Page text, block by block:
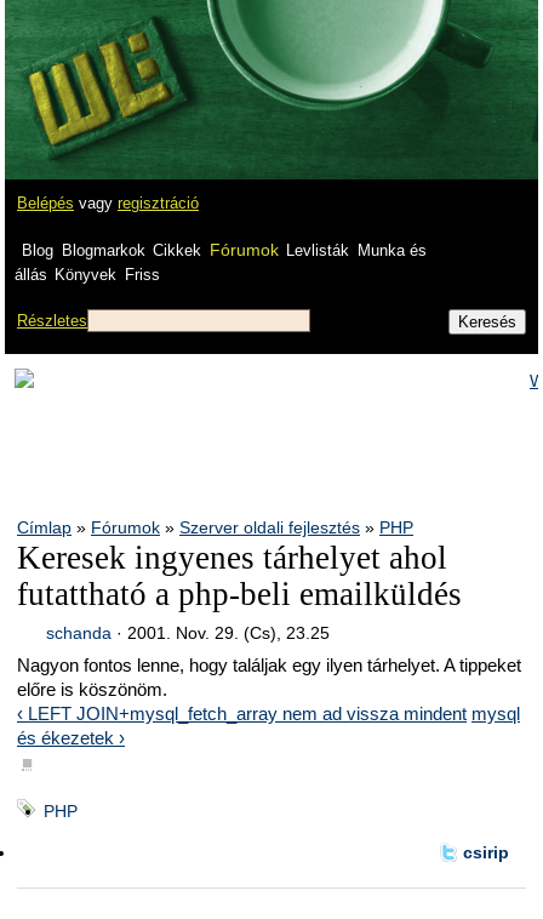
Belépés vagy regisztráció
Blog Blogmarkok Cikkek Fórumok Levlisták
Munka és
állás Könyvek Friss
Részletes
Címlap » Fórumok » Szerver oldali fejlesztés » PHP
Keresek ingyenes tárhelyet ahol
futattható a php-beli emailküldés
schanda · 2001. Nov. 29. (Cs), 23.25
Nagyon fontos lenne, hogy találjak egy ilyen tárhelyet. A tippeket
előre is köszönöm.
‹ LEFT JOIN+mysql_fetch_array nem ad vissza mindent mysql
és ékezetek ›
■
PHP
csirip